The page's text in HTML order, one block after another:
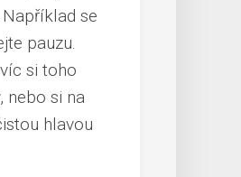
se
pauzu.
si toho
nebo si na
hlavou